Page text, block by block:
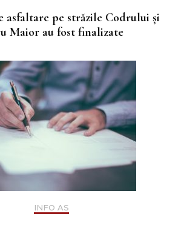
asfaltare pe străzile Codrului și
Maior au fost finalizate
INFO AS